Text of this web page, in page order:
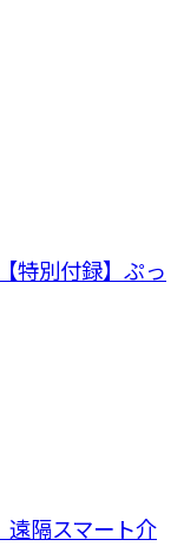
特別付録】ぷっ
隔スマート介